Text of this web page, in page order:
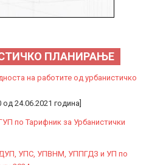
ПЛАНИРАЊЕ
на работите од урбанистичко
24.06.2021 година]
по Тарифник за Урбанистички
УПС, УПВНМ, УППГДЗ и УП по